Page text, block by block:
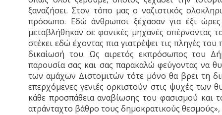
ξαναζήσει. Στον τόπο μας ο ναζιστικός
πρόσωπο. Εδώ άνθρωποι ξέχασαν για έξι
μεταβλήθηκαν σε φονικές μηχανές σπέρνοντας
στέκει εδώ έχοντας πια γιατρέψει τις πληγές
δικαίωσή του. Ως αιρετός εκπρόσωπος του
παρουσία σας και σας παρακαλώ φεύγοντας να
των αμάχων Διστομιτών τότε μόνο θα βρει τη
επερχόμενες γενιές ορκιστούν στις ψυχές των
κάθε προσπάθεια αναβίωσης του φασισμού και
ατράνταχτο βάθρο τους δημοκρατικούς